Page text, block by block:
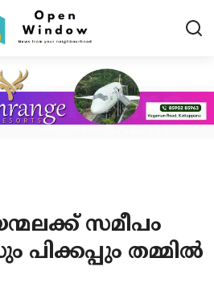
Register
സമീപം
പിക്കപ്പും തമ്മിൽ